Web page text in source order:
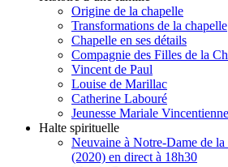
Origine de la chapelle
Transformations de la chapelle
Chapelle en ses détails
Compagnie des Filles de la
Vincent de Paul
Louise de Marillac
Catherine Labouré
Jeunesse Mariale Vincentienne
Halte spirituelle
Neuvaine à Notre-Dame de
(2020) en direct à 18h30